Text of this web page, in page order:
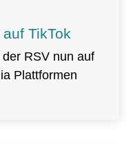
TikTok
der RSV nun auf
Plattformen